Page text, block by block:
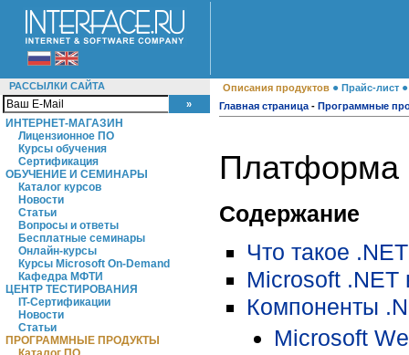
РАССЫЛКИ САЙТА
ИНТЕРНЕТ-МАГАЗИН
Лицензионное ПО
Курсы обучения
Сертификация
ОБУЧЕНИЕ И СЕМИНАРЫ
Каталог курсов
Новости
Статьи
Вопросы и ответы
Бесплатные семинары
Онлайн-курсы
Курсы Microsoft On-Demand
Кафедра МФТИ
ЦЕНТР ТЕСТИРОВАНИЯ
IT-Сертификации
Новости
Статьи
ПРОГРАММНЫЕ ПРОДУКТЫ
Описания продуктов ● Прайс-лист
Главная страница - Программные
Платформа
Содержание
Что такое .NET
Microsoft .NET
Компоненты
Microsoft